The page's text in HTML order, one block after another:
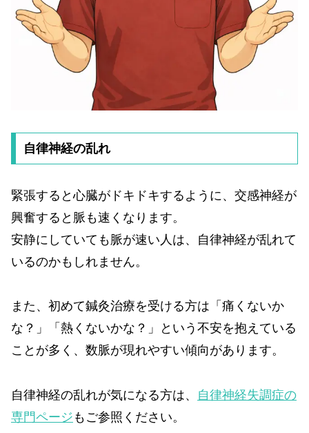
自律神経の乱れ
緊張すると心臓がドキドキするように、交感神経が
興奮すると脈も速くなります。
安静にしていても脈が速い人は、自律神経が乱れて
いるのかもしれません。
また、初めて鍼灸治療を受ける方は「痛くないか
な？」「熱くないかな？」という不安を抱えている
ことが多く、数脈が現れやすい傾向があります。
自律神経の乱れが気になる方は、 自律神経失調症の
専門ページ もご参照ください。